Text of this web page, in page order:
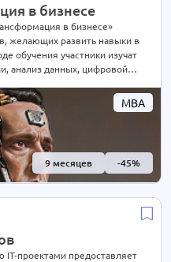
MBA
9 месяцев -45%
в бизнесе
в бизнесе»
желающих развить навыки в
обучения участники изучат
анализ данных, цифровой
участники смогут успешно
компании и разрабатывать
проектами предоставляет